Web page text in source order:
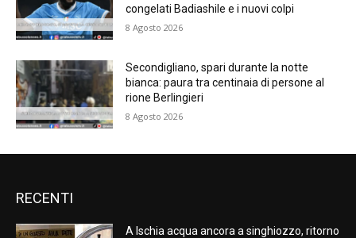
congelati Badiashile e i nuovi colpi
8 Agosto 2026
Secondigliano, spari durante la notte
bianca: paura tra centinaia di persone al
rione Berlingieri
8 Agosto 2026
RECENTI
A Ischia acqua ancora a singhiozzo, ritorno